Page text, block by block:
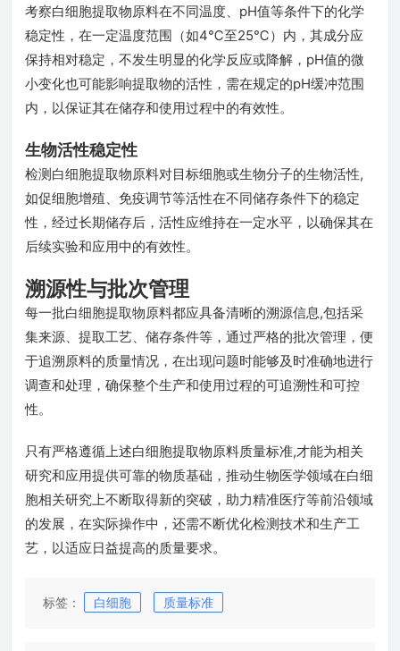
考察白细胞提取物原料在不同温度、pH值等条件下的化学
稳定性，在一定温度范围（如4℃至25℃）内，其成分应
保持相对稳定，不发生明显的化学反应或降解，pH值的微
小变化也可能影响提取物的活性，需在规定的pH缓冲范围
内，以保证其在储存和使用过程中的有效性。
生物活性稳定性
检测白细胞提取物原料对目标细胞或生物分子的生物活性,
如促细胞增殖、免疫调节等活性在不同储存条件下的稳定
性，经过长期储存后，活性应维持在一定水平，以确保其在
后续实验和应用中的有效性。
溯源性与批次管理
每一批白细胞提取物原料都应具备清晰的溯源信息,包括采
集来源、提取工艺、储存条件等，通过严格的批次管理，便
于追溯原料的质量情况，在出现问题时能够及时准确地进行
调查和处理，确保整个生产和使用过程的可追溯性和可控
性。
只有严格遵循上述白细胞提取物原料质量标准,才能为相关
研究和应用提供可靠的物质基础，推动生物医学领域在白细
胞相关研究上不断取得新的突破，助力精准医疗等前沿领域
的发展，在实际操作中，还需不断优化检测技术和生产工
艺，以适应日益提高的质量要求。
标签： 白细胞 质量标准